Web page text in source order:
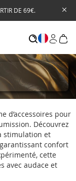
DE 69€.
LA
LA
d’accessoires pour
Découvrez
stimulation et
confort
cette
avec audace et